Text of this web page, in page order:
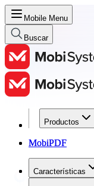
Mobile Menu
Buscar
Productos
MobiPDF
Características
Productos
MobiPDF
Características